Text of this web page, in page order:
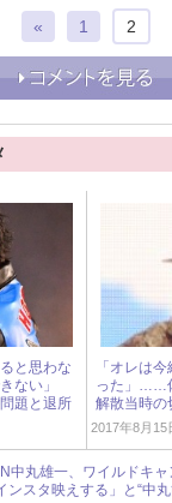
« 1 2
と思わな
ない」
題と退所
究会
「オレは
った」……
解散当時の
2017年8月15
中丸雄一、ワイルドキ
ンスタ映えする」と“中